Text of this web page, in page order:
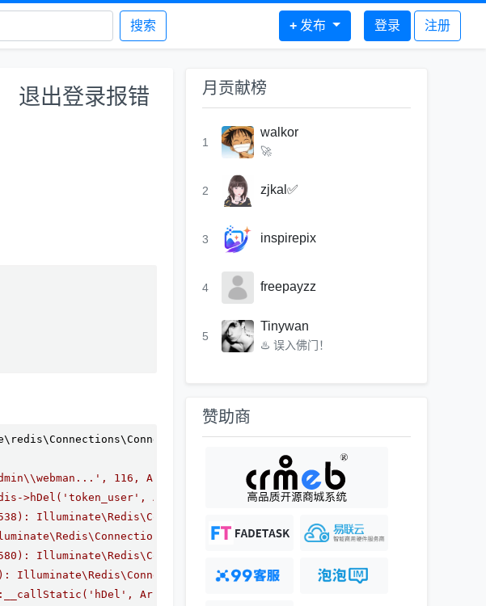
搜索 + 发布 登录 注册
退出登录报错
php:116
116, Array)
>hDel('token_user', Array)
Illuminate\Redis\Connections\Connection->command('hdel', Array)
>command('hdel', Array)
Illuminate\Redis\Connections\Connection->__call('hdel', Array)
Illuminate\Redis\Connections\PhpRedisConnection->__call('hDel', Array)
Array)
月贡献榜
1
walkor
🚀
2 zjkal✅
3 inspirepix
4 freepayzz
5
Tinywan
♨️ 误入佛门！
赞助商